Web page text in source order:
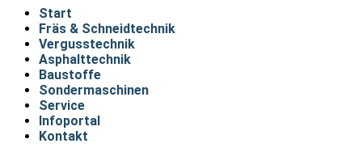
Start
Fräs & Schneidtechnik
Vergusstechnik
Asphalttechnik
Baustoffe
Sondermaschinen
Service
Infoportal
Kontakt